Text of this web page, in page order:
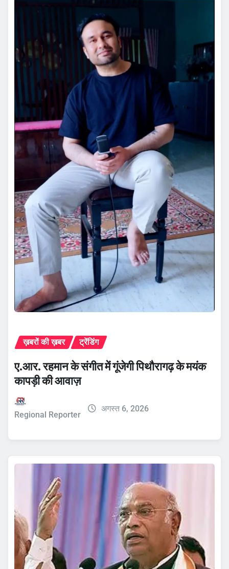
ख़बरों की ख़बर ट्रेंडिंग
ए.आर. रहमान के संगीत में गूंजेगी पिथौरागढ़ के मयंक
कापड़ी की आवाज़
Regional Reporter
अगस्त 6, 2026